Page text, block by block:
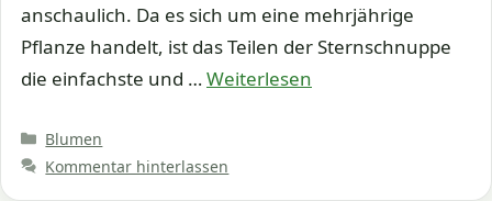
anschaulich. Da es sich um eine mehrjährige
Pflanze handelt, ist das Teilen der Sternschnuppe
die einfachste und …Weiterlesen
Kategorien
Blumen
Kommentar hinterlassen